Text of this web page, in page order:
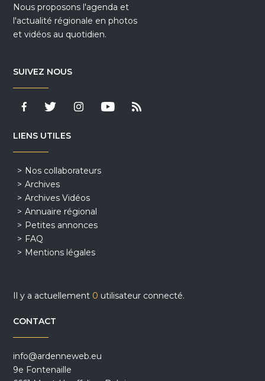
Nous proposons l'agenda et
l'actualité régionale en photos
et vidéos au quotidien.
SUIVEZ NOUS
LIENS UTILES
Nos collaborateurs
Archives
Archives Vidéos
Annuaire régional
Petites annonces
FAQ
Mentions légales
Il y a actuellement 0 utilisateur connecté.
CONTACT
info@ardenneweb.eu
9e Fontenaille